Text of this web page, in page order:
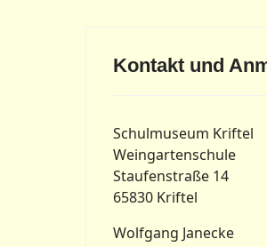
Kontakt und
Schulmuseum Kriftel
Weingartenschule
Staufenstraße 14
65830 Kriftel
Wolfgang Janecke